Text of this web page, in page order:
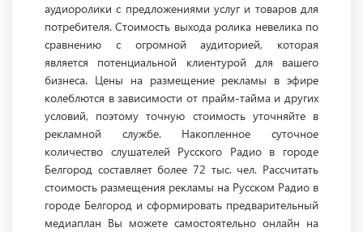
аудиоролики с предложениями услуг и товаров для
потребителя. Стоимость выхода ролика невелика по
сравнению с огромной аудиторией, которая
является потенциальной клиентурой для вашего
бизнеса. Цены на размещение рекламы в эфире
колеблются в зависимости от прайм-тайма и других
условий, поэтому точную стоимость уточняйте в
рекламной службе. Накопленное суточное
количество слушателей Русского Радио в городе
Белгород составляет более 72 тыс. чел. Рассчитать
стоимость размещения рекламы на Русском Радио в
городе Белгород и сформировать предварительный
медиаплан Вы можете самостоятельно онлайн на